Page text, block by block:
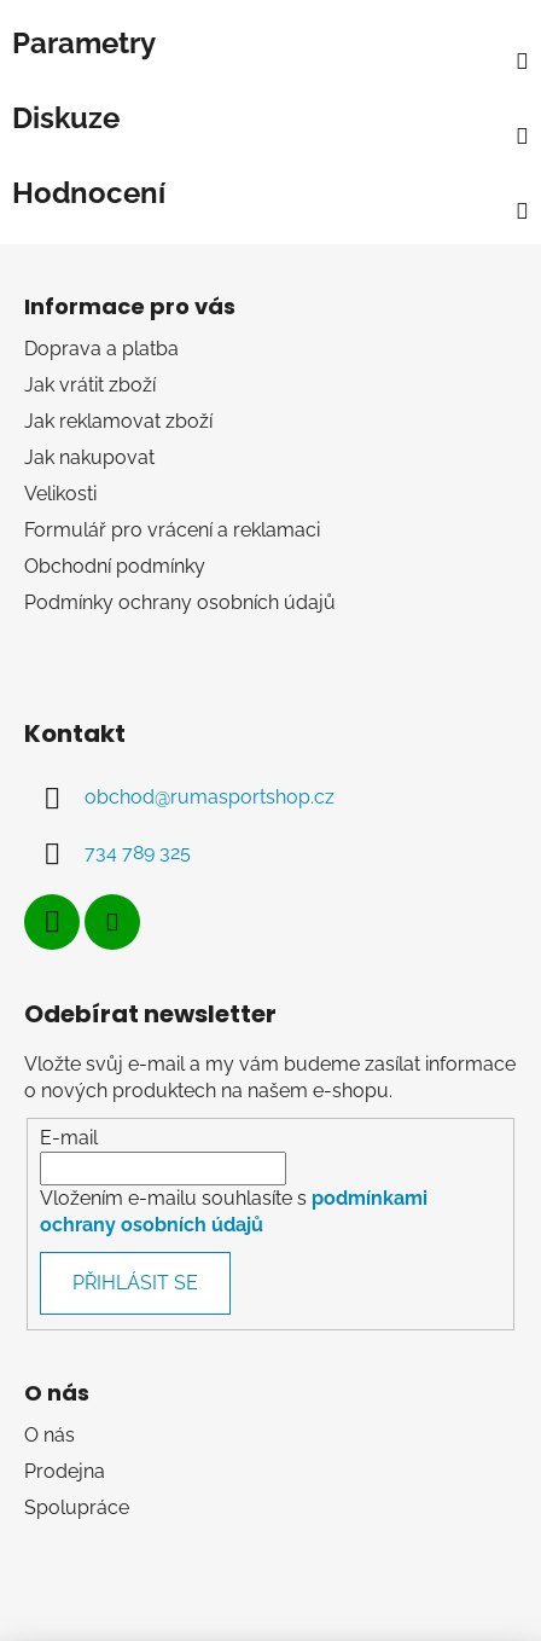
Parametry
Diskuze
Hodnocení
Informace pro vás
Doprava a platba
Jak vrátit zboží
Jak reklamovat zboží
Jak nakupovat
Velikosti
Formulář pro vrácení a reklamaci
Obchodní podmínky
Podmínky ochrany osobních údajů
Kontakt
obchod@rumasportshop.cz
734 789 325
Odebírat newsletter
Vložte svůj e-mail a my vám budeme zasílat informace
o nových produktech na našem e-shopu.
E-mail
Vložením e-mailu souhlasíte s podmínkami
ochrany osobních údajů
PŘIHLÁSIT SE
O nás
O nás
Prodejna
Spolupráce